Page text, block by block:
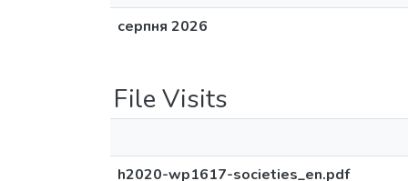
серпня 2026
File Visits
h2020-wp1617-societies_en.pdf